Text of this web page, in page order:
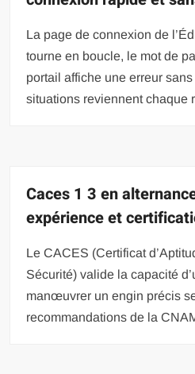
La page de connexion de
tourne en boucle, le mot de
portail affiche une erreur
situations reviennent chaque
Caces 1 3 en
expérience et
Le CACES (Certificat
Sécurité) valide la capacité
manœuvrer un engin précis
recommandations de la